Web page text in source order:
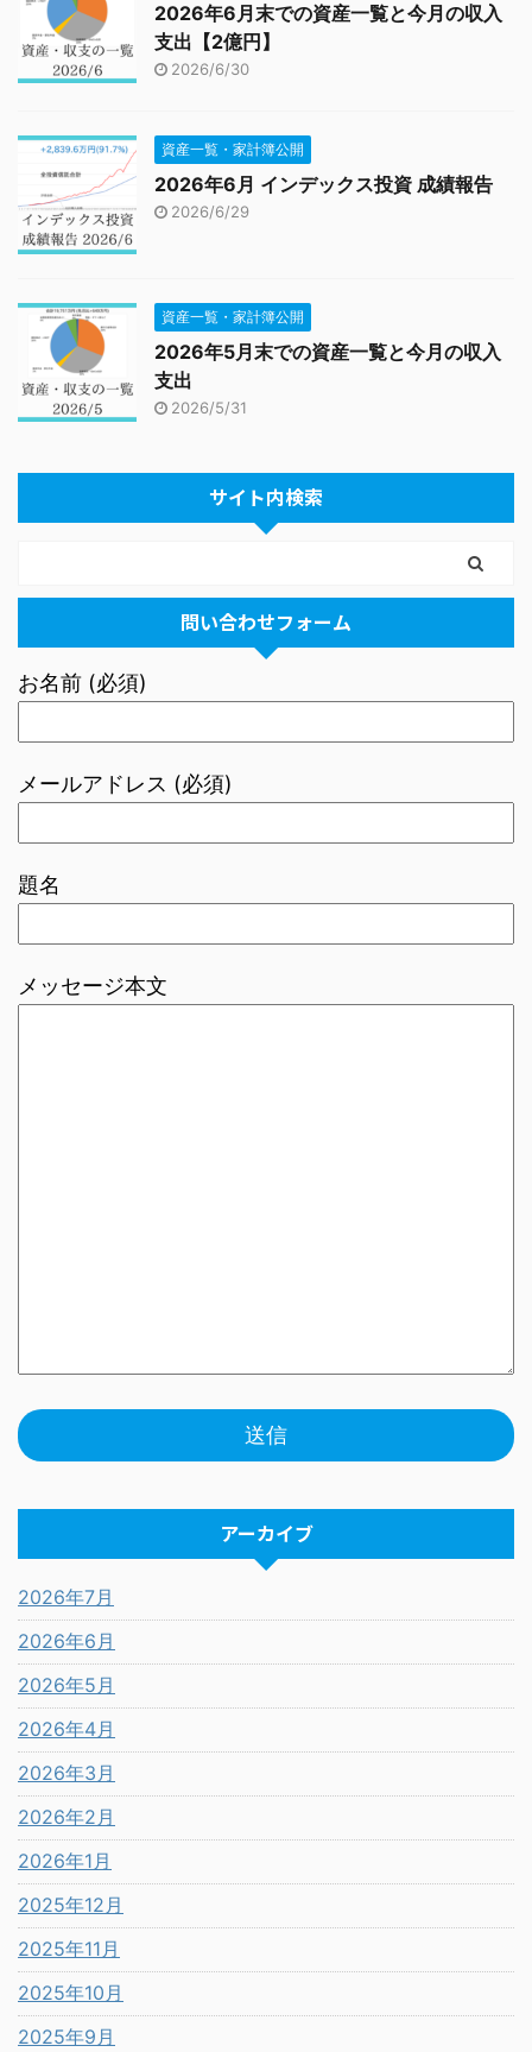
2026年6月末での資産一覧と今月の収入
支出【2億円】
2026/6/30
資産一覧・家計簿公開
2026年6月 インデックス投資 成績報告
2026/6/29
資産一覧・家計簿公開
2026年5月末での資産一覧と今月の収入
支出
2026/5/31
サイト内検索
問い合わせフォーム
お名前 (必須)
メールアドレス (必須)
題名
メッセージ本文
アーカイブ
2026年7月
2026年6月
2026年5月
2026年4月
2026年3月
2026年2月
2026年1月
2025年12月
2025年11月
2025年10月
2025年9月